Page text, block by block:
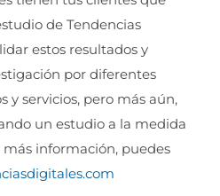
de Tendencias
estos resultados y
por diferentes
y servicios, pero más aún,
un estudio a la medida
información, puedes